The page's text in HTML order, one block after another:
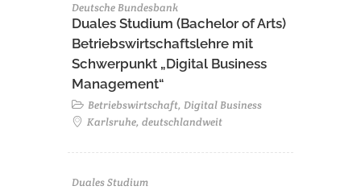
Deutsche Bundesbank
Duales Studium (Bachelor of Arts)
Betriebswirtschaftslehre mit
Schwerpunkt „Digital Business
Management“
Betriebswirtschaft, Digital Business
Karlsruhe, deutschlandweit
Duales Studium